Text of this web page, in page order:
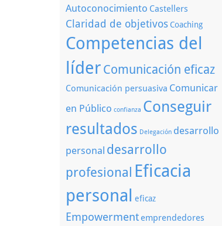
Autoconocimiento Castellers
Claridad de objetivos Coaching
Competencias del
líder Comunicación eficaz
Comunicación persuasiva Comunicar
en Público confianza Conseguir
resultados Delegación desarrollo
personal desarrollo
profesional Eficacia
personal
eficaz
Empowermentemprendedores